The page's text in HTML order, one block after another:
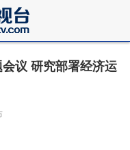
议 研究部署经济运